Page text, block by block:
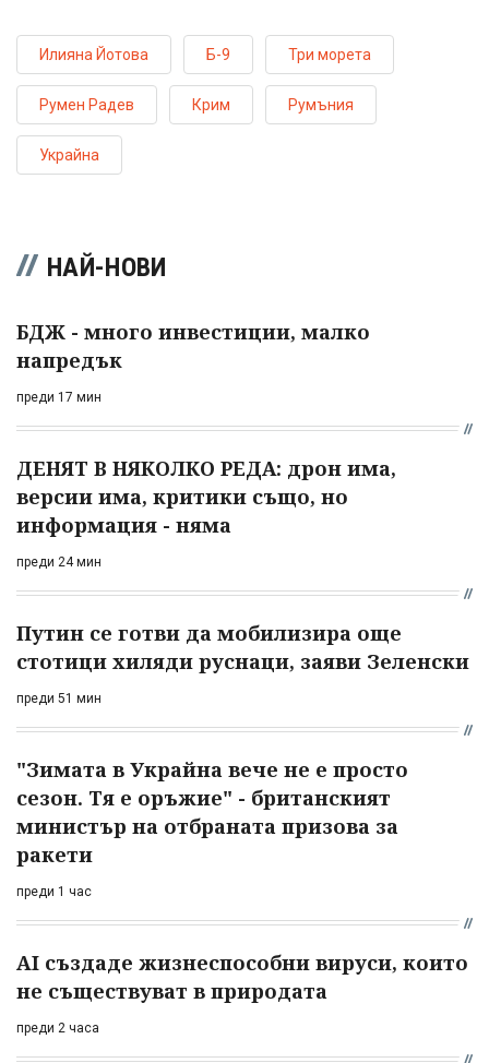
Илияна Йотова Б-9 Три морета
Румен Радев Крим Румъния
Украйна
НАЙ-НОВИ
БДЖ - много инвестиции, малко
напредък
преди 17 мин
ДЕНЯТ В НЯКОЛКО РЕДА: дрон има,
версии има, критики също, но
информация - няма
преди 24 мин
Путин се готви да мобилизира още
стотици хиляди руснаци, заяви Зеленски
преди 51 мин
"Зимата в Украйна вече не е просто
сезон. Тя е оръжие" - британският
министър на отбраната призова за
ракети
преди 1 час
AI създаде жизнеспособни вируси, които
не съществуват в природата
преди 2 часа